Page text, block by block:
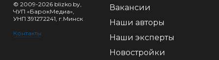
© 2009-2026 blizko.by,
ЧУП «БарокМедиа»,
УНП 391272241, г.Минск
Контакты
Вакансии
Наши авторы
Наши эксперты
Новостройки